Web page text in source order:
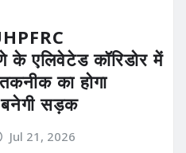
एलिवेटेड कॉरिडोर में
का होगा
सड़क
Jul 21, 2026